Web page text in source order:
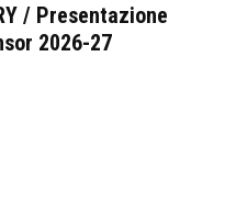
/ Presentazione
2026-27